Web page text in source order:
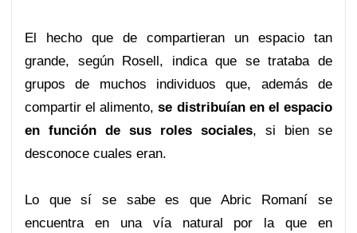
El hecho que de compartieran un espacio tan
grande, según Rosell, indica que se trataba de
grupos de muchos individuos que, además de
compartir el alimento,se distribuían en el espacio
en función de sus roles sociales, si bien se
desconoce cuales eran.
Lo que sí se sabe es que Abric Romaní se
encuentra en una vía natural por la que en